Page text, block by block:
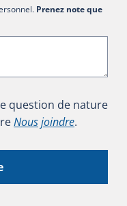
Prenez note que
question de nature
Nous joindre.